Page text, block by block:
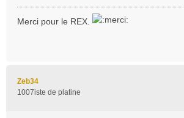
e
Merci pour le REX.
Zeb34
1007iste de platine